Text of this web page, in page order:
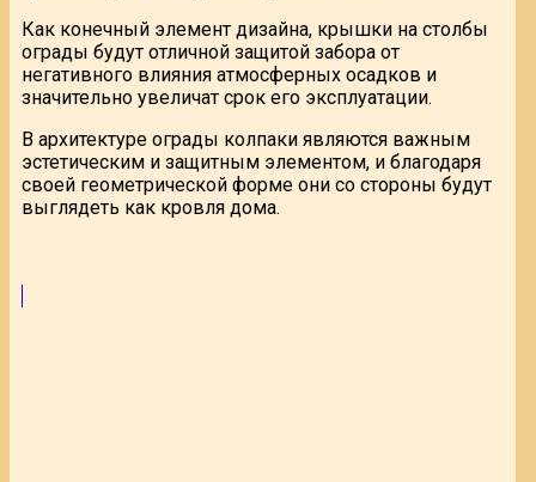
Как конечный элемент дизайна, крышки на столбы
ограды будут отличной защитой забора от
негативного влияния атмосферных осадков и
значительно увеличат срок его эксплуатации.
В архитектуре ограды колпаки являются важным
эстетическим и защитным элементом, и благодаря
своей геометрической форме они со стороны будут
выглядеть как кровля дома.